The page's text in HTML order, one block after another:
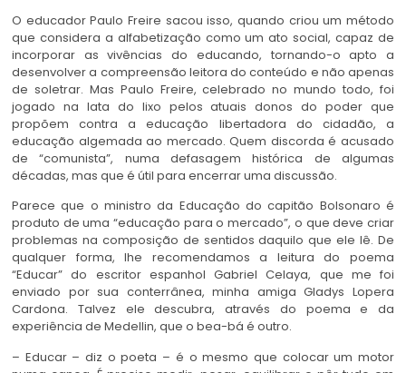
O educador Paulo Freire sacou isso, quando criou um método
que considera a alfabetização como um ato social, capaz de
incorporar as vivências do educando, tornando-o apto a
desenvolver a compreensão leitora do conteúdo e não apenas
de soletrar. Mas Paulo Freire, celebrado no mundo todo, foi
jogado na lata do lixo pelos atuais donos do poder que
propõem contra a educação libertadora do cidadão, a
educação algemada ao mercado. Quem discorda é acusado
de “comunista”, numa defasagem histórica de algumas
décadas, mas que é útil para encerrar uma discussão.
Parece que o ministro da Educação do capitão Bolsonaro é
produto de uma “educação para o mercado”, o que deve criar
problemas na composição de sentidos daquilo que ele lê. De
qualquer forma, lhe recomendamos a leitura do poema
“Educar” do escritor espanhol Gabriel Celaya, que me foi
enviado por sua conterrânea, minha amiga Gladys Lopera
Cardona. Talvez ele descubra, através do poema e da
experiência de Medellin, que o bea-bá é outro.
– Educar – diz o poeta – é o mesmo que colocar um motor